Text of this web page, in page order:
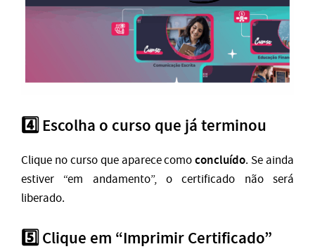
4️⃣ Escolha o curso que já terminou
Clique no curso que aparece comoconcluído. Se ainda
estiver “em andamento”, o certificado não será
liberado.
5️⃣ Clique em “Imprimir Certificado”